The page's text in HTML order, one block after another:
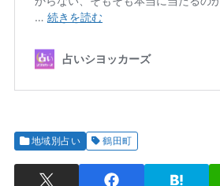
地域別占い 鶴田町